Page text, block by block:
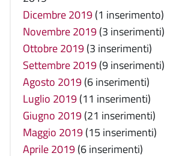
Dicembre 2019(1 inserimento)
Novembre 2019(3 inserimenti)
Ottobre 2019(3 inserimenti)
Settembre 2019(9 inserimenti)
Agosto 2019(6 inserimenti)
Luglio 2019(11 inserimenti)
Giugno 2019(21 inserimenti)
Maggio 2019(15 inserimenti)
Aprile 2019(6 inserimenti)